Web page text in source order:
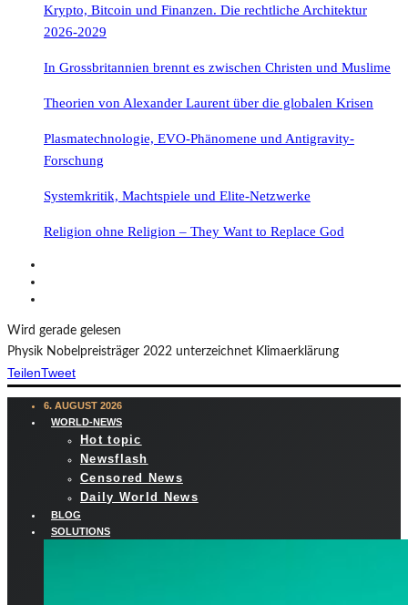
Krypto, Bitcoin und Finanzen. Die rechtliche Architektur
2026-2029
In Grossbritannien brennt es zwischen Christen und Muslime
Theorien von Alexander Laurent über die globalen Krisen
Plasmatechnologie, EVO-Phänomene und Antigravity-
Forschung
Systemkritik, Machtspiele und Elite-Netzwerke
Religion ohne Religion – They Want to Replace God
Wird gerade gelesen
Physik Nobelpreisträger 2022 unterzeichnet Klimaerklärung
TeilenTweet
6. AUGUST 2026
WORLD-NEWS
Hot topic
Newsflash
Censored News
Daily World News
BLOG
SOLUTIONS